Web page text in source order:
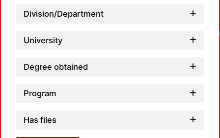
Division/Department
University
Degree obtained
Program
Has files